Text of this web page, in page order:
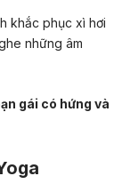
khắc phục xì hơi
những âm
gái có hứng và